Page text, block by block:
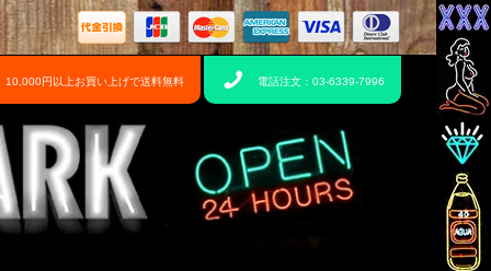
10,000円以上お買い上げで送料無料 電話注文：03-6339-7996